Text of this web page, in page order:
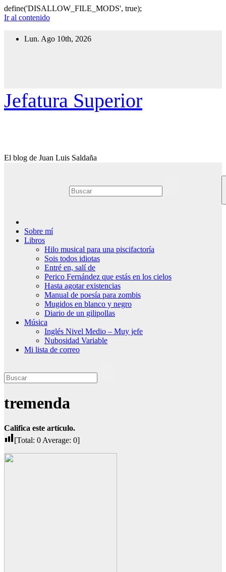
define('DISALLOW_FILE_MODS', true);
Ir al contenido
Lun. Ago 10th, 2026
Jefatura Superior
El blog de Juan Luis Saldaña
Sobre mí
Libros
Hilo musical para una piscifactoría
Sois todos idiotas
Entré en, salí de
Perico Fernández que estás en los cielos
Hasta agotar existencias
Manual de poesía para zombis
Mugidos en blanco y negro
Diario de un gilipollas
Música
Inglés Nivel Medio – Muy jefe
Nubosidad Variable
Mi lista de correo
tremenda
Califica este artículo.
[Total: 0 Average: 0]